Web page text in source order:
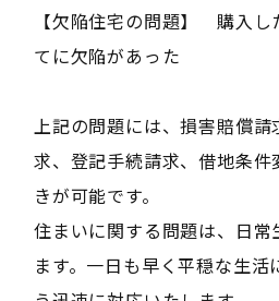
【欠陥住宅の問題】 購入し
てに欠陥があった
上記の問題には、損害賠償
求、登記手続請求、借地条
きが可能です。
住まいに関する問題は、日常
ます。一日も早く平穏な生活